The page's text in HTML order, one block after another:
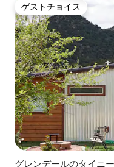
ゲストチョイス
ゲストチョイス
グレンデールのタイニ